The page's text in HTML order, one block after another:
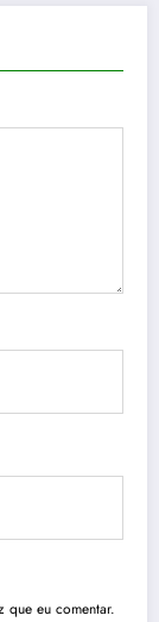
que eu comentar.